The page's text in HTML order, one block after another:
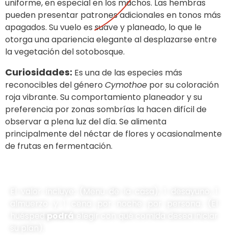
uniforme, en especial en los machos. Las hembras
pueden presentar patrones adicionales en tonos más
apagados. Su vuelo es suave y planeado, lo que le
otorga una apariencia elegante al desplazarse entre
la vegetación del sotobosque.
Curiosidades: Es una de las especies más
reconocibles del género Cymothoe por su coloración
roja vibrante. Su comportamiento planeador y su
preferencia por zonas sombrías la hacen difícil de
observar a plena luz del día. Se alimenta
principalmente del néctar de flores y ocasionalmente
de frutas en fermentación.
podrá